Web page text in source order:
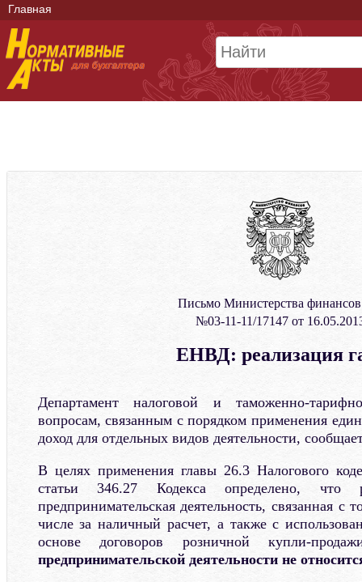
Главная
Письмо Министерства
№03-11-11/17147 от
ЕНВД: реализация
Департамент налоговой и таможенно-
вопросам, связанным с порядком применения
доход для отдельных видов деятельности,
В целях применения главы 26.3 Налогового
статьи 346.27 Кодекса определено, что
предпринимательская деятельность, связанная с
числе за наличный расчет, а также с
основе договоров розничной купли-
предпринимательской деятельности не